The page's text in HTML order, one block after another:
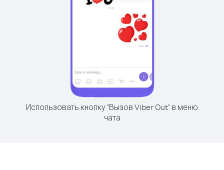
Использовать кнопку "Вызов Viber Out" в меню
чата